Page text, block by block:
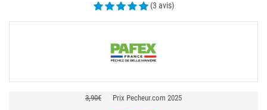
(3 avis)
3,90€ Prix Pecheur.com 2025